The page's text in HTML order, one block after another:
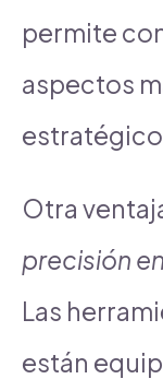
permite
aspectos
Otra
precisión
Las
están